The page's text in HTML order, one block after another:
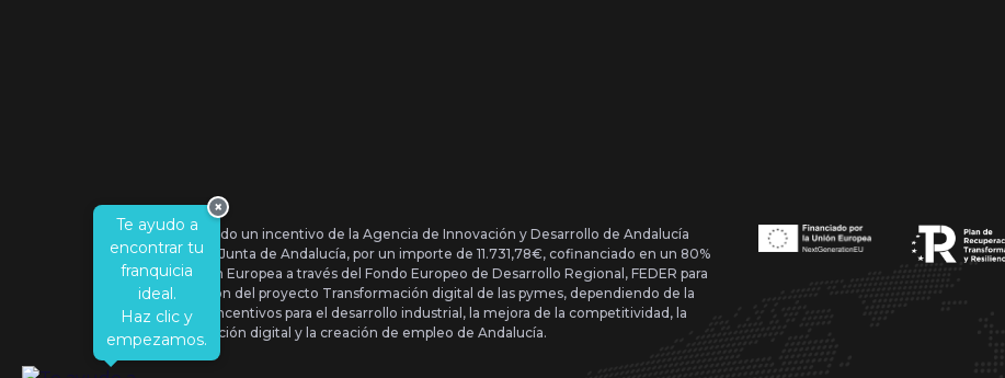
Se ha recibido un incentivo de la Agencia de Innovación y Desarrollo de Andalucía
IDEA, de la Junta de Andalucía, por un importe de 11.731,78€, cofinanciado en un 80%
por la Unión Europea a través del Fondo Europeo de Desarrollo Regional, FEDER para
la realización del proyecto Transformación digital de las pymes, dependiendo de la
Orden de Incentivos para el desarrollo industrial, la mejora de la competitividad, la
transformación digital y la creación de empleo de Andalucía.
Te ayudo a
encontrar tu
franquicia
ideal.
Haz clic y
empezamos.
×